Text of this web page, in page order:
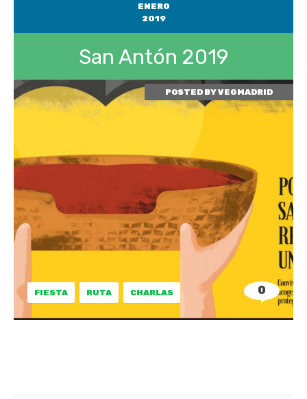
ENERO
2019
San Antón 2019
POSTED BYVEGMADRID
FIESTA RUTA CHARLAS 0